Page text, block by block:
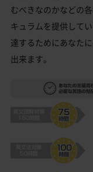
むべきなのかなどの
キュラムを提供して
達するためにあなた
出来ます。